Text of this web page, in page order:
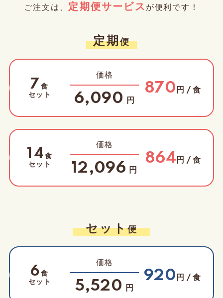
ご注文は、 定期便サービス が便利です！
定期便
7食
セット
価格
6,090 円
870 円 / 食
14 食
セット
価格
12,096 円
864 円 / 食
セット便
6食
セット
価格
5,520 円
920 円 / 食